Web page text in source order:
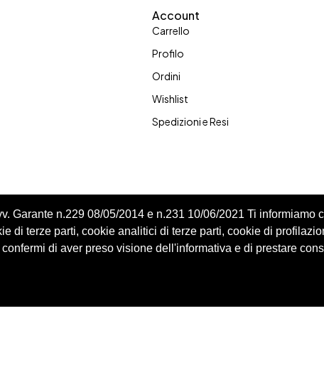
Garante n.229 08/05/2014 e n.231 10/06/2021 Ti informiamo
di terze parti, cookie analitici di terze parti, cookie di
di aver preso visione dell'informativa e di prestare
Account
Carrello
Profilo
Ordini
Wishlist
Spedizioni e Resi